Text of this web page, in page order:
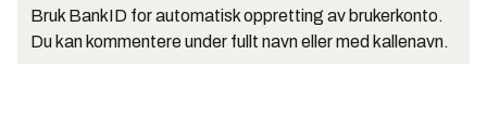
Bruk BankID for automatisk oppretting av brukerkonto.
Du kan kommentere under fullt navn eller med kallenavn.